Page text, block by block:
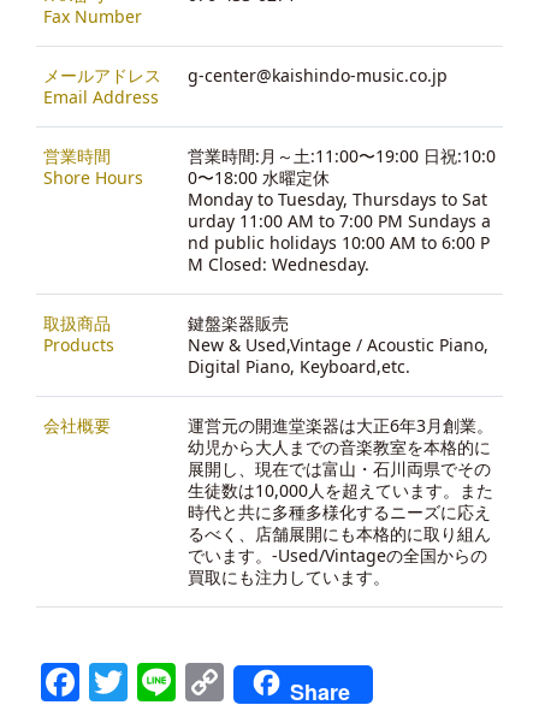
Fax Number
メールアドレス
Email Address
g-center@kaishindo-music.co.jp
営業時間
Shore Hours
営業時間:月～土:11:00〜19:00 日祝:10:0
0〜18:00 水曜定休
Monday to Tuesday, Thursdays to Sat
urday 11:00 AM to 7:00 PM Sundays a
nd public holidays 10:00 AM to 6:00 P
M Closed: Wednesday.
取扱商品
Products
鍵盤楽器販売
New & Used,Vintage / Acoustic Piano,
Digital Piano, Keyboard,etc.
会社概要
運営元の開進堂楽器は大正6年3月創業。
幼児から大人までの音楽教室を本格的に
展開し、現在では富山・石川両県でその
生徒数は10,000人を超えています。また
時代と共に多種多様化するニーズに応え
るべく、店舗展開にも本格的に取り組ん
でいます。-Used/Vintageの全国からの
買取にも注力しています。
Facebook
Twitter
LineCopyShare